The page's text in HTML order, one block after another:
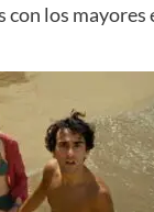
los mayores